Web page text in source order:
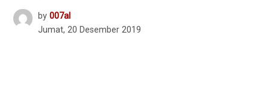
by 007al
Jumat, 20 Desember 2019